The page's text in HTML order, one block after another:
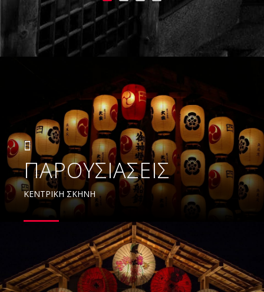
ΠΑΡΟΥΣΙΑΣΕΙΣ
ΚΕΝΤΡΙΚΗ ΣΚΗΝΗ